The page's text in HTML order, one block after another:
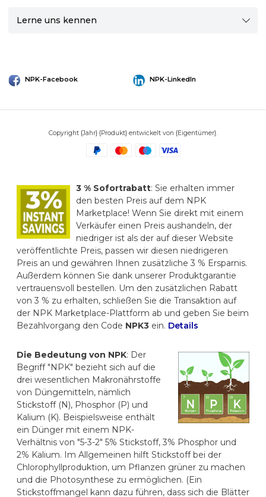
Lerne uns kennen
NPK-Facebook NPK-LinkedIn
Copyright {Jahr} {Produkt} entwickelt von {Eigentümer}.
3 % Sofortrabatt: Sie erhalten immer
den besten Preis auf dem NPK
Marketplace! Wenn Sie direkt mit einem
Verkäufer einen Preis aushandeln, der
niedriger ist als der auf dieser Website
veröffentlichte Preis, passen wir diesen niedrigeren
Preis an und gewähren Ihnen zusätzliche 3 % Ersparnis.
Außerdem können Sie dank unserer Produktgarantie
vertrauensvoll bestellen. Um den zusätzlichen Rabatt
von 3 % zu erhalten, schließen Sie die Transaktion auf
der NPK Marketplace-Plattform ab und geben Sie beim
Bezahlvorgang den Code NPK3 ein. Details
Die Bedeutung von NPK: Der
Begriff "NPK" bezieht sich auf die
drei wesentlichen Makronährstoffe
von Düngemitteln, nämlich
Stickstoff (N), Phosphor (P) und
Kalium (K). Beispielsweise enthält
ein Dünger mit einem NPK-
Verhältnis von "5-3-2" 5% Stickstoff, 3% Phosphor und
2% Kalium. Im Allgemeinen hilft Stickstoff bei der
Chlorophyllproduktion, um Pflanzen grüner zu machen
und die Photosynthese zu ermöglichen. (Ein
Stickstoffmangel kann dazu führen, dass sich die Blätter